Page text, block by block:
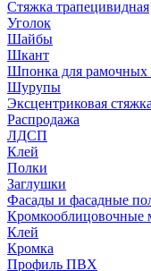
Стяжка трапецивидная
Уголок
Шайбы
Шкант
Шпонка для рамочных
Шурупы
Эксцентриковая стяжка
Распродажа
ЛДСП
Клей
Полки
Заглушки
Фасады и фасадные
Кромкооблицовочные
Клей
Кромка
Профиль ПВХ